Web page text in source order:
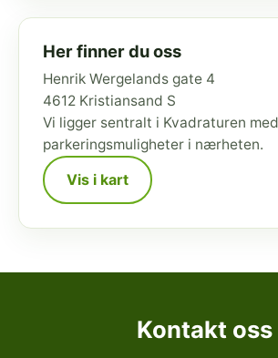
Her finner du oss
Henrik Wergelands gate 4
4612 Kristiansand S
Vi ligger sentralt i Kvadraturen
parkeringsmuligheter i nærheten.
Vis i kart
Kontakt oss